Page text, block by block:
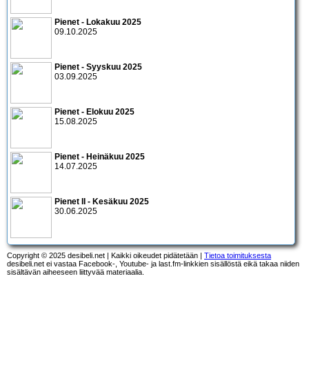
Pienet - Lokakuu 2025
09.10.2025
Pienet - Syyskuu 2025
03.09.2025
Pienet - Elokuu 2025
15.08.2025
Pienet - Heinäkuu 2025
14.07.2025
Pienet II - Kesäkuu 2025
30.06.2025
Copyright © 2025 desibeli.net | Kaikki oikeudet pidätetään | Tietoa toimituksesta
desibeli.net ei vastaa Facebook-, Youtube- ja last.fm-linkkien sisällöstä eikä takaa niiden
sisältävän aiheeseen liittyvää materiaalia.